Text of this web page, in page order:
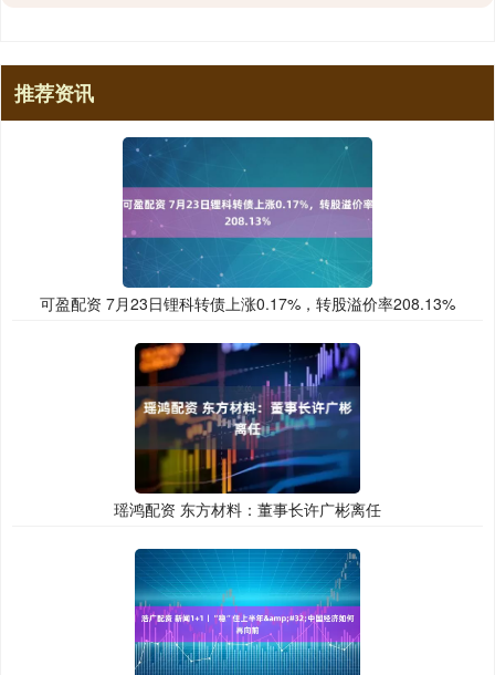
推荐资讯
可盈配资 7月23日锂科转债上涨0.17%，转股溢价率208.13%
瑶鸿配资 东方材料：董事长许广彬离任